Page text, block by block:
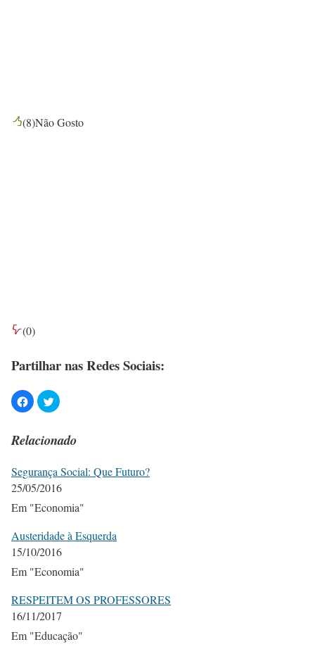
(8)Não Gosto
(0)
Partilhar nas Redes Sociais:
Relacionado
Segurança Social: Que Futuro?
25/05/2016
Em "Economia"
Austeridade à Esquerda
15/10/2016
Em "Economia"
RESPEITEM OS PROFESSORES
16/11/2017
Em "Educação"